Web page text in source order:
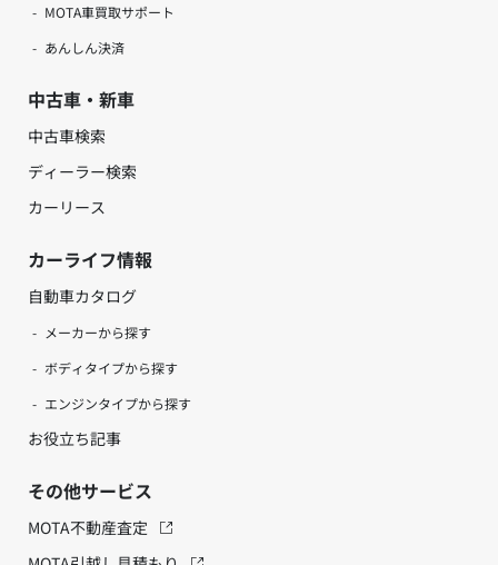
MOTA車買取サポート
あんしん決済
中古車・新車
中古車検索
ディーラー検索
カーリース
カーライフ情報
自動車カタログ
メーカーから探す
ボディタイプから探す
エンジンタイプから探す
お役立ち記事
その他サービス
MOTA不動産査定